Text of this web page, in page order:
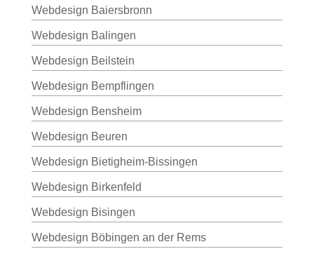
Webdesign Baiersbronn
Webdesign Balingen
Webdesign Beilstein
Webdesign Bempflingen
Webdesign Bensheim
Webdesign Beuren
Webdesign Bietigheim-Bissingen
Webdesign Birkenfeld
Webdesign Bisingen
Webdesign Böbingen an der Rems